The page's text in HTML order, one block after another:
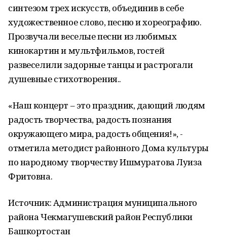
синтезом трех искусств, объединив в себе
художественное слово, песню и хореографию.
Прозвучали веселые песни из любимых
кинокартин и мультфильмов, гостей
развеселили задорные танцы и растрогали
душевные стихотворения..
«Наш концерт – это праздник, дающий людям
радость творчества, радость познания
окружающего мира, радость общения!», -
отметила методист районного Дома культуры
по народному творчеству Ишмуратова Луиза
Фритовна.
Источник: Администрация муниципального
района Чекмагушевский район Республики
Башкортостан